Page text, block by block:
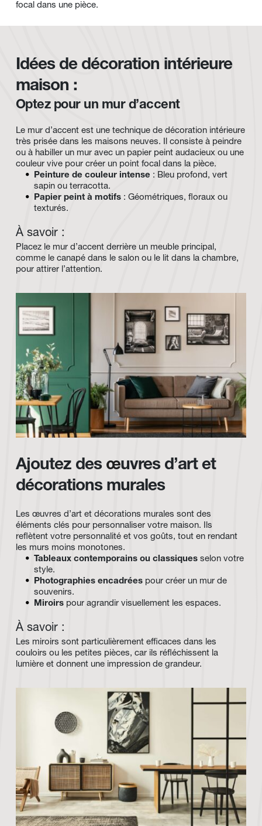
focal dans une pièce.
Idées de décoration intérieure
maison :
Optez pour un mur d’accent
Le mur d’accent est une technique de décoration intérieure
très prisée dans les maisons neuves. Il consiste à peindre
ou à habiller un mur avec un papier peint audacieux ou une
couleur vive pour créer un point focal dans la pièce.
Peinture de couleur intense : Bleu profond, vert
sapin ou terracotta.
Papier peint à motifs : Géométriques, floraux ou
texturés.
À savoir :
Placez le mur d’accent derrière un meuble principal,
comme le canapé dans le salon ou le lit dans la chambre,
pour attirer l’attention.
Ajoutez des œuvres d’art et
décorations murales
Les œuvres d’art et décorations murales sont des
éléments clés pour personnaliser votre maison. Ils
reflètent votre personnalité et vos goûts, tout en rendant
les murs moins monotones.
Tableaux contemporains ou classiques selon votre
style.
Photographies encadrées pour créer un mur de
souvenirs.
Miroirs pour agrandir visuellement les espaces.
À savoir :
Les miroirs sont particulièrement efficaces dans les
couloirs ou les petites pièces, car ils réfléchissent la
lumière et donnent une impression de grandeur.